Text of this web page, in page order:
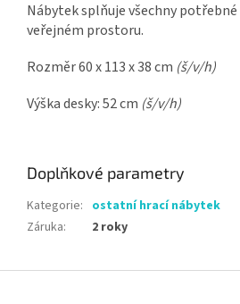
Nábytek splňuje všechny
veřejném prostoru.
Rozměr 60 x 113 x 38 cm (š/v/h)
Výška desky: 52 cm (š/v/h)
Doplňkové parametry
Kategorie: ostatní hrací nábytek
Záruka: 2 roky